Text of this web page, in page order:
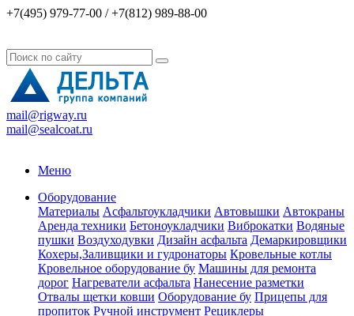
+7(495) 979-77-00 / +7(812) 989-88-00
mail@rigway.ru
mail@sealcoat.ru
Меню
Оборудование
Материалы Асфальтоукладчики Автовышки Автокраны
Аренда техники Бетоноукладчики Виброкатки Водяные
пушки Воздуходувки Дизайн асфальта Демаркировщики
Кохеры,Заливщики и гудронаторы Кровельные котлы
Кровельное оборудование бу Машины для ремонта
дорог Нагреватели асфальта Нанесение разметки
Отвалы щетки ковши Оборудование бу Прицепы для
пропиток Ручной инструмент Рециклеры